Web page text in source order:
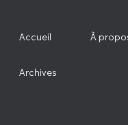
Accueil À
Archives